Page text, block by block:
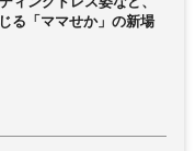
る「ママせか」の新場